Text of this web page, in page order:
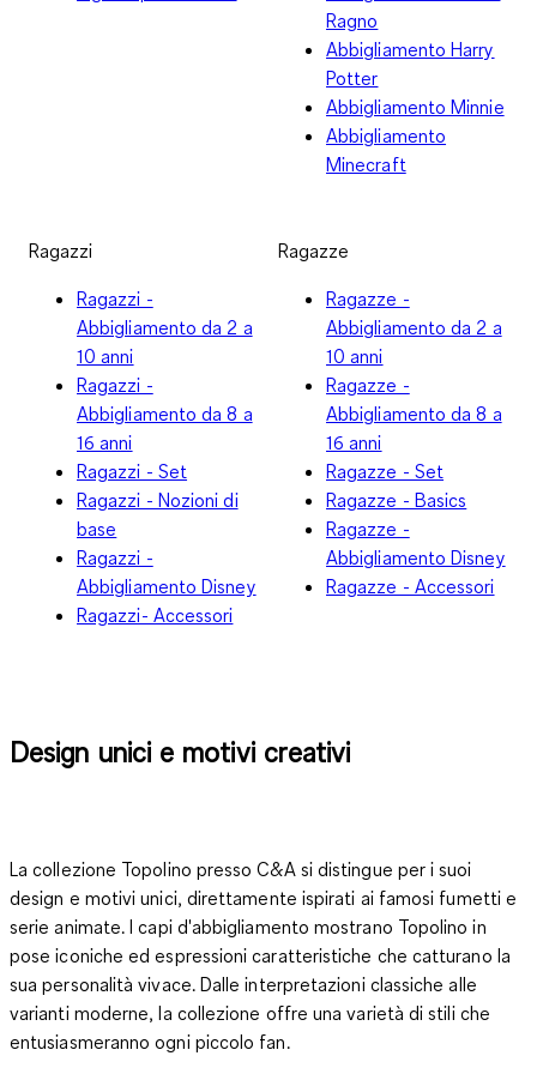
Ragno
Abbigliamento Harry
Potter
Abbigliamento Minnie
Abbigliamento
Minecraft
Ragazzi
Ragazzi -
Abbigliamento da 2 a
10 anni
Ragazzi -
Abbigliamento da 8 a
16 anni
Ragazzi - Set
Ragazzi - Nozioni di
base
Ragazzi -
Abbigliamento Disney
Ragazzi- Accessori
Ragazze
Ragazze -
Abbigliamento da 2 a
10 anni
Ragazze -
Abbigliamento da 8 a
16 anni
Ragazze - Set
Ragazze - Basics
Ragazze -
Abbigliamento Disney
Ragazze - Accessori
Design unici e motivi creativi
La collezione Topolino presso C&A si distingue per i suoi
design e motivi unici, direttamente ispirati ai famosi fumetti e
serie animate. I capi d'abbigliamento mostrano Topolino in
pose iconiche ed espressioni caratteristiche che catturano la
sua personalità vivace. Dalle interpretazioni classiche alle
varianti moderne, la collezione offre una varietà di stili che
entusiasmeranno ogni piccolo fan.